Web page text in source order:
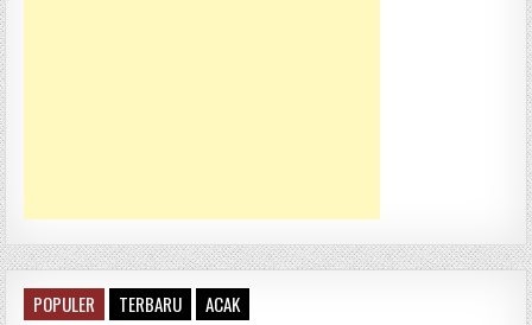
POPULER TERBARU ACAK